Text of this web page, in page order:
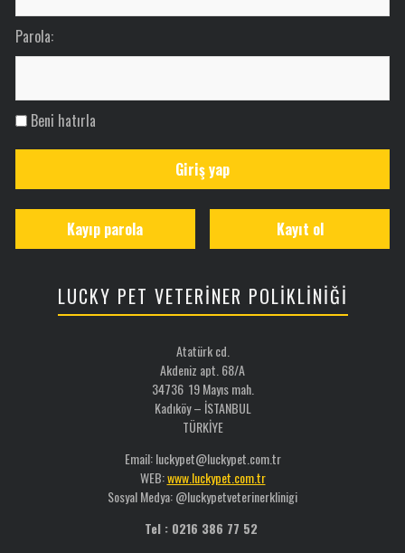
Parola:
Beni hatırla
Giriş yap
Kayıt ol
Kayıp parola
LUCKY PET VETERİNER POLİKLİNİĞİ
Atatürk cd.
Akdeniz apt. 68/A
34736 19 Mayıs mah.
Kadıköy – İSTANBUL
TÜRKİYE
Email: luckypet@luckypet.com.tr
WEB:www.luckypet.com.tr
Sosyal Medya: @luckypetveterinerklinigi
Tel : 0216 386 77 52